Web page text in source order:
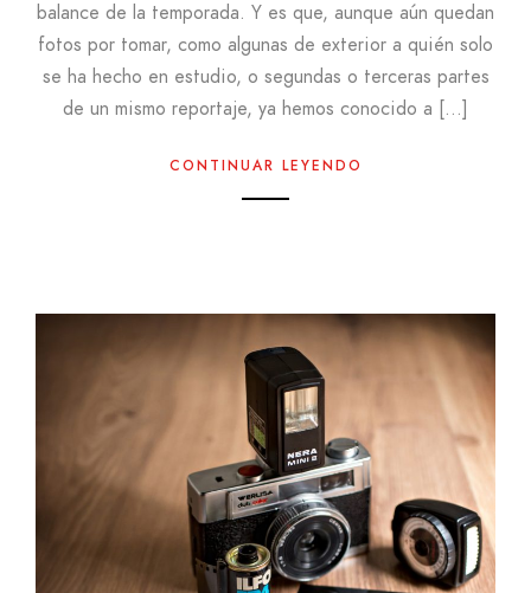
balance de la temporada. Y es que, aunque aún quedan
fotos por tomar, como algunas de exterior a quién solo
se ha hecho en estudio, o segundas o terceras partes
de un mismo reportaje, ya hemos conocido a […]
CONTINUAR LEYENDO